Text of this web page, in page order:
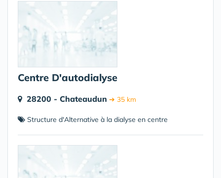
Centre D'autodialyse
28200 - Chateaudun ➔ 35 km
Structure d'Alternative à la dialyse en centre